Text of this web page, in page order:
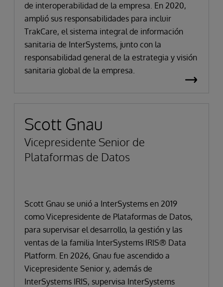
de interoperabilidad de la empresa. En 2020,
amplió sus responsabilidades para incluir
TrakCare, el sistema integral de información
sanitaria de InterSystems, junto con la
responsabilidad general de la estrategia y visión
sanitaria global de la empresa.
Scott Gnau
Vicepresidente Senior de
Plataformas de Datos
Scott Gnau se unió a InterSystems en 2019
como Vicepresidente de Plataformas de Datos,
para supervisar el desarrollo, la gestión y las
ventas de la familia InterSystems IRIS® Data
Platform. En 2026, Gnau fue ascendido a
Vicepresidente Senior y, además de
InterSystems IRIS, supervisa InterSystems